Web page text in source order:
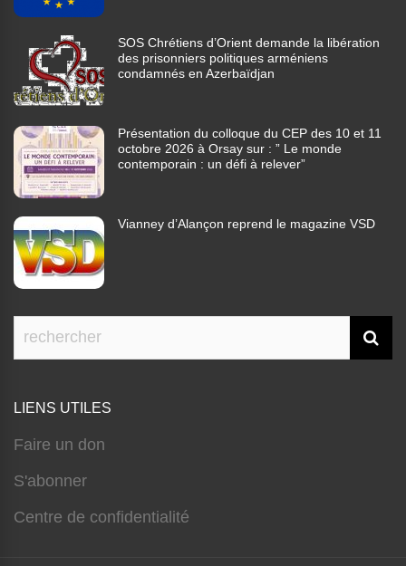
SOS Chrétiens d’Orient demande la libération
des prisonniers politiques arméniens
condamnés en Azerbaïdjan
Présentation du colloque du CEP des 10 et 11
octobre 2026 à Orsay sur : ” Le monde
contemporain : un défi à relever”
Vianney d’Alançon reprend le magazine VSD
LIENS UTILES
Faire un don
S'abonner
Centre de confidentialité